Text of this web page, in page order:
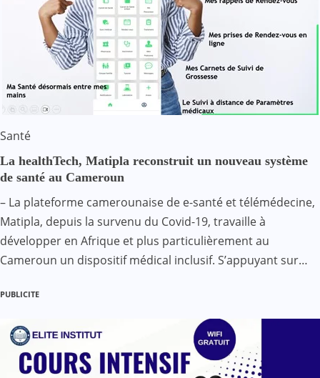
Santé
La healthTech, Matipla reconstruit un nouveau système
de santé au Cameroun
– La plateforme camerounaise de e-santé et télémédecine,
Matipla, depuis la survenu du Covid-19, travaille à
développer en Afrique et plus particulièrement au
Cameroun un dispositif médical inclusif. S’appuyant sur…
PUBLICITE